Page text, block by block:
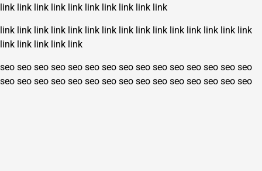
link link link link link link link link link link
link link link link link link link link link link link link link link link
link link link link link
seo seo seo seo seo seo seo seo seo seo seo seo seo seo seo
seo seo seo seo seo seo seo seo seo seo seo seo seo seo seo